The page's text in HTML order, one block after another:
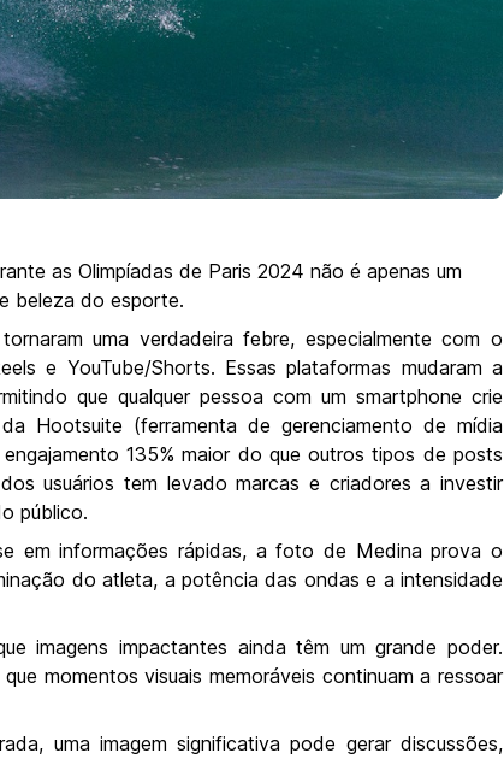
as Olimpíadas de Paris 2024 não é apenas um
beleza do esporte.
uma verdadeira febre, especialmente com o
e YouTube/Shorts. Essas plataformas mudaram a
que qualquer pessoa com um smartphone crie
Hootsuite (ferramenta de gerenciamento de mídia
135% maior do que outros tipos de posts
usuários tem levado marcas e criadores a investir
público.
em informações rápidas, a foto de Medina prova o
do atleta, a potência das ondas e a intensidade
imagens impactantes ainda têm um grande poder.
momentos visuais memoráveis continuam a ressoar
uma imagem significativa pode gerar discussões,